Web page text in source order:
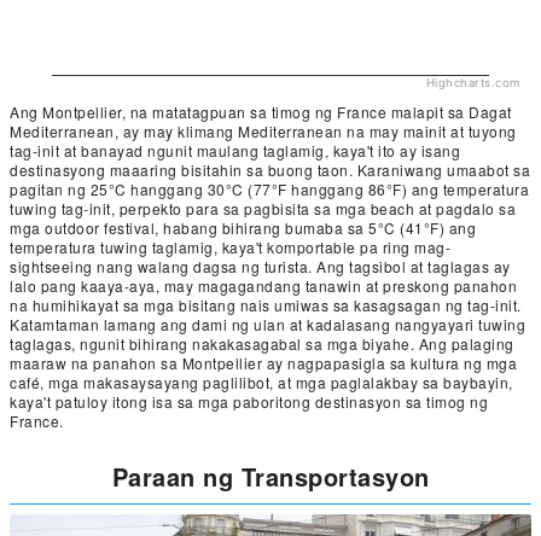
Highcharts.com
Ang Montpellier, na matatagpuan sa timog ng France malapit sa Dagat
Mediterranean, ay may klimang Mediterranean na may mainit at tuyong
tag-init at banayad ngunit maulang taglamig, kaya't ito ay isang
destinasyong maaaring bisitahin sa buong taon. Karaniwang umaabot sa
pagitan ng 25°C hanggang 30°C (77°F hanggang 86°F) ang temperatura
tuwing tag-init, perpekto para sa pagbisita sa mga beach at pagdalo sa
mga outdoor festival, habang bihirang bumaba sa 5°C (41°F) ang
temperatura tuwing taglamig, kaya't komportable pa ring mag-
sightseeing nang walang dagsa ng turista. Ang tagsibol at taglagas ay
lalo pang kaaya-aya, may magagandang tanawin at preskong panahon
na humihikayat sa mga bisitang nais umiwas sa kasagsagan ng tag-init.
Katamtaman lamang ang dami ng ulan at kadalasang nangyayari tuwing
taglagas, ngunit bihirang nakakasagabal sa mga biyahe. Ang palaging
maaraw na panahon sa Montpellier ay nagpapasigla sa kultura ng mga
café, mga makasaysayang paglilibot, at mga paglalakbay sa baybayin,
kaya't patuloy itong isa sa mga paboritong destinasyon sa timog ng
France.
Paraan ng Transportasyon